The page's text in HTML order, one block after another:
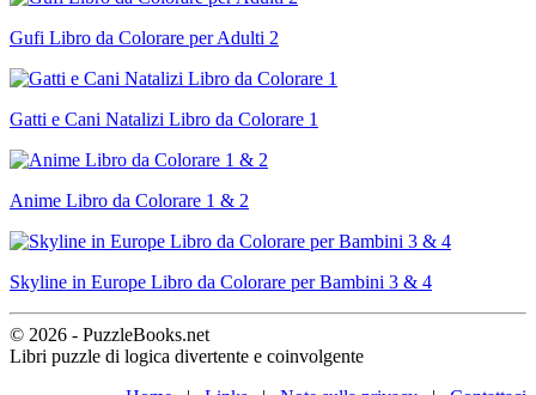
Gufi Libro da Colorare per Adulti 2
Gatti e Cani Natalizi Libro da Colorare 1
Anime Libro da Colorare 1 & 2
Skyline in Europe Libro da Colorare per Bambini 3 & 4
© 2026 - PuzzleBooks.net
Libri puzzle di logica divertente e coinvolgente